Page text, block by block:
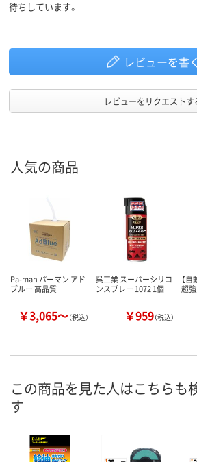
待ちしています。
レビューを書く
レビューをリクエストす
人気の商品
Pa-man パーマン アド
ブルー 高品質
￥3,065～（税込）
呉工業 スーパーシリコ
ンスプレー 1072 1個
￥959（税込）
【
超
この商品を見た人はこちらも
す